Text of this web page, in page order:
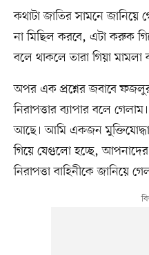
কথাটা জাতির সামনে জানিয়ে
না মিছিল করবে, এটা করুক
বলে থাকলে তারা গিয়া
অপর এক প্রশ্নের জবাবে
নিরাপত্তার ব্যাপার বলে
আছে। আমি একজন
গিয়ে যেগুলো হচ্ছে,
নিরাপত্তা বাহিনীকে জানিয়ে